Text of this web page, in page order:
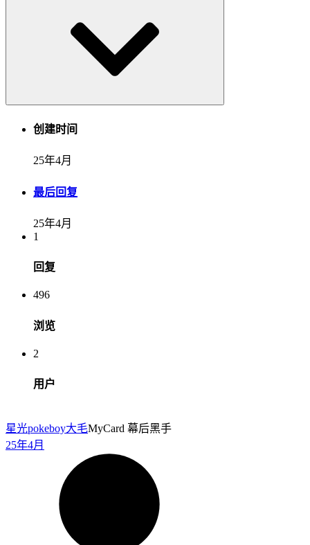
创建时间
25年4月
最后回复
25年4月
1
回复
496
浏览
2
用户
星光pokeboy大毛MyCard 幕后黑手
25年4月